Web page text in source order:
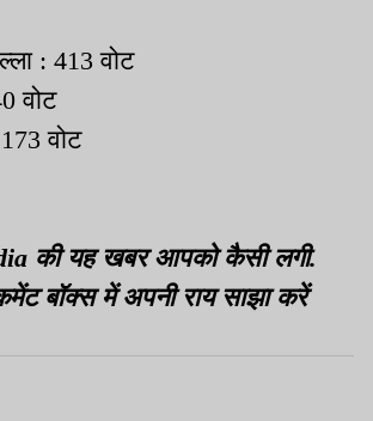
: 413 वोट
वोट
वोट
की यह खबर आपको कैसी लगी.
बॉक्स में अपनी राय साझा करें